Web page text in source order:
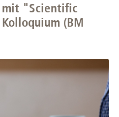
"Scientific
(BM